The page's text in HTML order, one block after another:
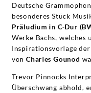
Deutsche
besonderes Stück
Präludium in C-Dur
Werke Bachs, welches
Inspirationsvorlage
vonCharles Gounod
Trevor Pinnocks
Überschwang abhold,